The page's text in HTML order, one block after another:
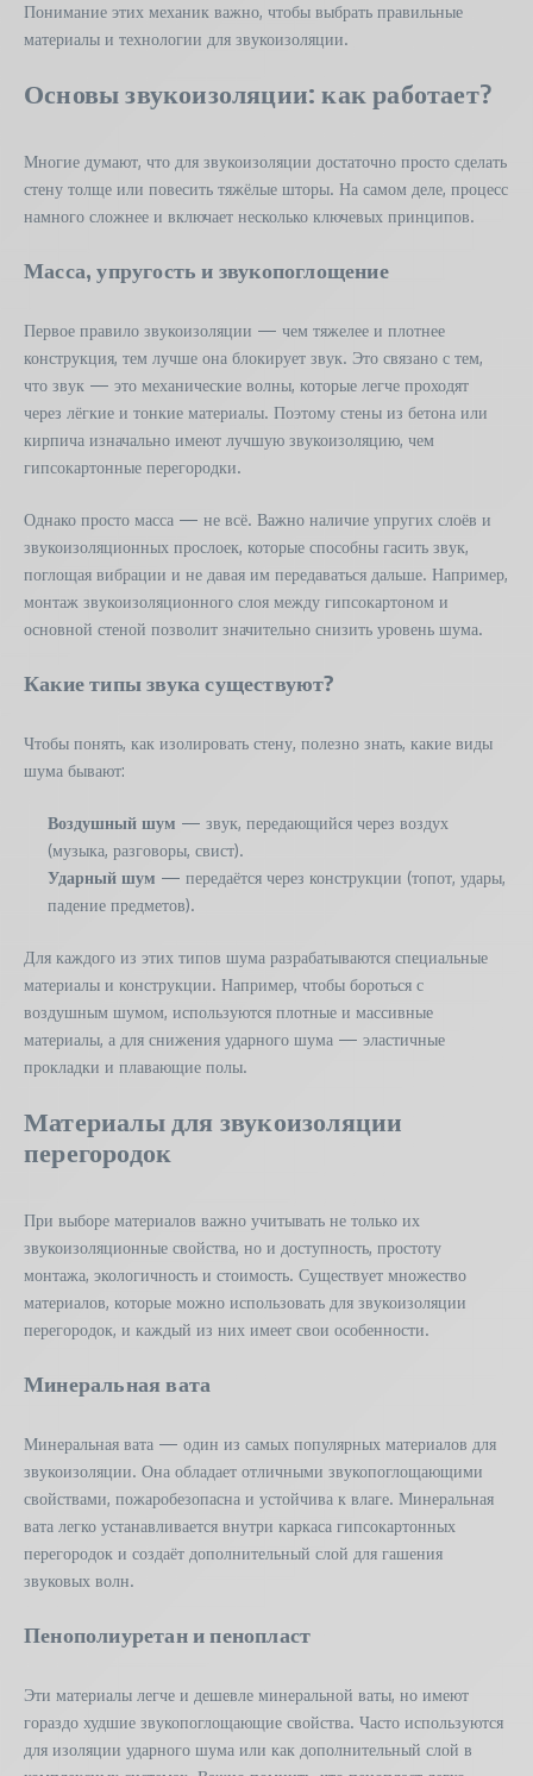
Понимание этих механик важно, чтобы выбрать правильные
материалы и технологии для звукоизоляции.
Основы звукоизоляции: как работает?
Многие думают, что для звукоизоляции достаточно просто сделать
стену толще или повесить тяжёлые шторы. На самом деле, процесс
намного сложнее и включает несколько ключевых принципов.
Масса, упругость и звукопоглощение
Первое правило звукоизоляции — чем тяжелее и плотнее
конструкция, тем лучше она блокирует звук. Это связано с тем,
что звук — это механические волны, которые легче проходят
через лёгкие и тонкие материалы. Поэтому стены из бетона или
кирпича изначально имеют лучшую звукоизоляцию, чем
гипсокартонные перегородки.
Однако просто масса — не всё. Важно наличие упругих слоёв и
звукоизоляционных прослоек, которые способны гасить звук,
поглощая вибрации и не давая им передаваться дальше. Например,
монтаж звукоизоляционного слоя между гипсокартоном и
основной стеной позволит значительно снизить уровень шума.
Какие типы звука существуют?
Чтобы понять, как изолировать стену, полезно знать, какие виды
шума бывают:
Воздушный шум — звук, передающийся через воздух
(музыка, разговоры, свист).
Ударный шум — передаётся через конструкции (топот, удары,
падение предметов).
Для каждого из этих типов шума разрабатываются специальные
материалы и конструкции. Например, чтобы бороться с
воздушным шумом, используются плотные и массивные
материалы, а для снижения ударного шума — эластичные
прокладки и плавающие полы.
Материалы для звукоизоляции
перегородок
При выборе материалов важно учитывать не только их
звукоизоляционные свойства, но и доступность, простоту
монтажа, экологичность и стоимость. Существует множество
материалов, которые можно использовать для звукоизоляции
перегородок, и каждый из них имеет свои особенности.
Минеральная вата
Минеральная вата — один из самых популярных материалов для
звукоизоляции. Она обладает отличными звукопоглощающими
свойствами, пожаробезопасна и устойчива к влаге. Минеральная
вата легко устанавливается внутри каркаса гипсокартонных
перегородок и создаёт дополнительный слой для гашения
звуковых волн.
Пенополиуретан и пенопласт
Эти материалы легче и дешевле минеральной ваты, но имеют
гораздо худшие звукопоглощающие свойства. Часто используются
для изоляции ударного шума или как дополнительный слой в